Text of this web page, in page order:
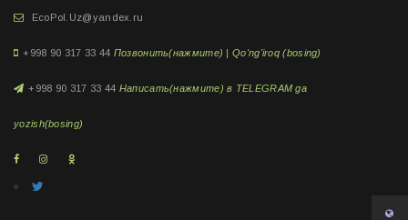
EcoPol.Uz@yandex.ru
+998 90 317 33 44 Позвонить(нажмите) | Qo'ng'iroq (bosing)
+998 90 317 33 44 Написать(нажмите) в TELEGRAM ga
yozish(bosing)